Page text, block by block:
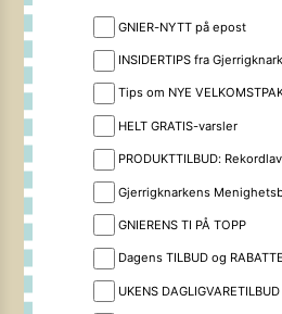
GNIER-NYTT på epost
INSIDERTIPS fra
Tips om NYE
HELT GRATIS-varsler
PRODUKTTILBUD:
Gjerrigknarkens
GNIERENS TI PÅ TOPP
Dagens TILBUD og
UKENS DAGLIGVARETILBUD